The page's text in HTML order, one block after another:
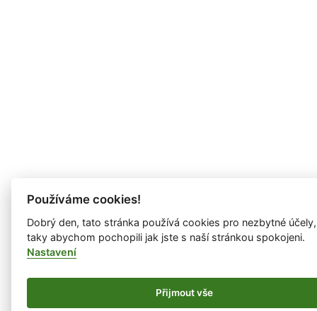
Používáme cookies!
Dobrý den, tato stránka používá cookies pro nezbytné
taky abychom pochopili jak jste s naší stránkou spokojeni.
Nastavení
Přijmout vše